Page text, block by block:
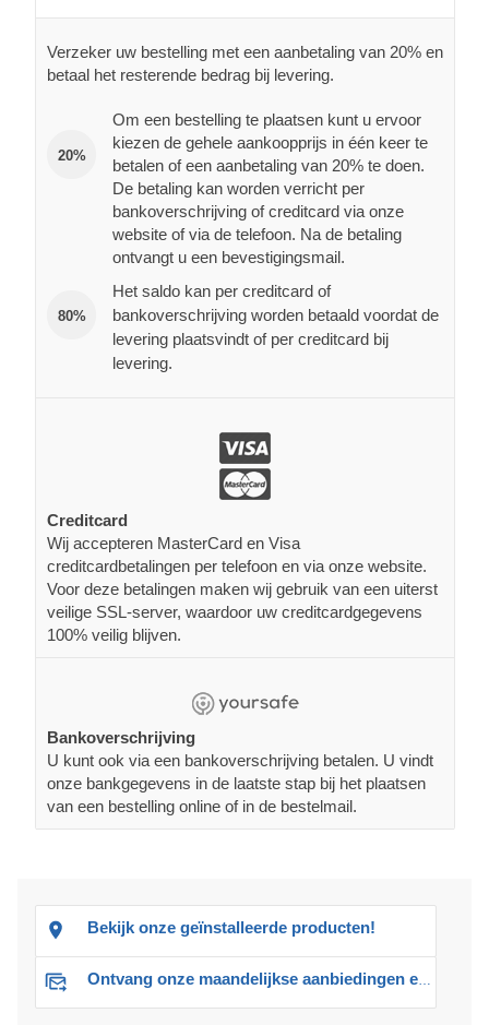
Verzeker uw bestelling met een aanbetaling van 20% en
betaal het resterende bedrag bij levering.
20%
Om een bestelling te plaatsen kunt u ervoor
kiezen de gehele aankoopprijs in één keer te
betalen of een aanbetaling van 20% te doen.
De betaling kan worden verricht per
bankoverschrijving of creditcard via onze
website of via de telefoon. Na de betaling
ontvangt u een bevestigingsmail.
80%
Het saldo kan per creditcard of
bankoverschrijving worden betaald voordat de
levering plaatsvindt of per creditcard bij
levering.
Creditcard
Wij accepteren MasterCard en Visa
creditcardbetalingen per telefoon en via onze website.
Voor deze betalingen maken wij gebruik van een uiterst
veilige SSL-server, waardoor uw creditcardgegevens
100% veilig blijven.
Bankoverschrijving
U kunt ook via een bankoverschrijving betalen. U vindt
onze bankgegevens in de laatste stap bij het plaatsen
van een bestelling online of in de bestelmail.
Bekijk onze geïnstalleerde producten!
Ontvang onze maandelijkse aanbiedingen en advies